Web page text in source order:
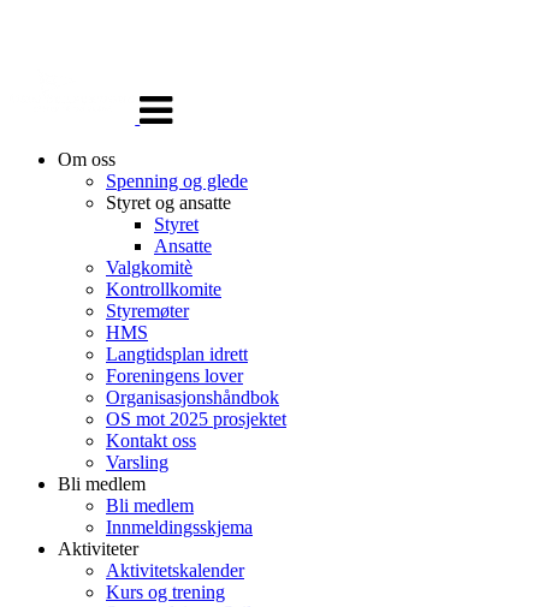
navigasjon
Om oss
Spenning og glede
Styret og ansatte
Styret
Ansatte
Valgkomitè
Kontrollkomite
Styremøter
HMS
Langtidsplan idrett
Foreningens lover
Organisasjonshåndbok
OS mot 2025 prosjektet
Kontakt oss
Varsling
Bli medlem
Bli medlem
Innmeldingsskjema
Aktiviteter
Aktivitetskalender
Kurs og trening